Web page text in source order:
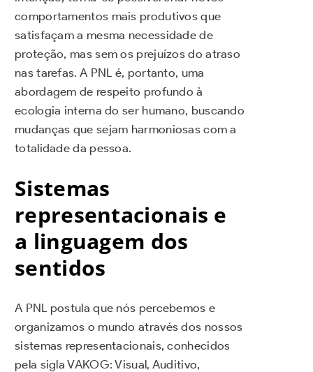
comportamentos mais produtivos que
satisfaçam a mesma necessidade de
proteção, mas sem os prejuízos do atraso
nas tarefas. A PNL é, portanto, uma
abordagem de respeito profundo à
ecologia interna do ser humano, buscando
mudanças que sejam harmoniosas com a
totalidade da pessoa.
Sistemas
representacionais e
a linguagem dos
sentidos
A PNL postula que nós percebemos e
organizamos o mundo através dos nossos
sistemas representacionais, conhecidos
pela sigla VAKOG: Visual, Auditivo,